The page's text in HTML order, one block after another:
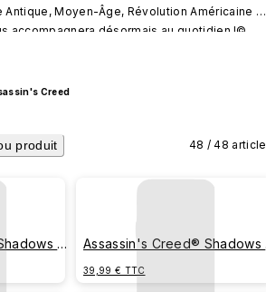
Antique, Moyen-Âge, Révolution Américaine
accompagnera désormais au quotidien !©
aux États-Unis et/ou dans d'autres
Creed
produit 48 / 48
-
Assassin's Creed® Shadows
39,99 € TTC